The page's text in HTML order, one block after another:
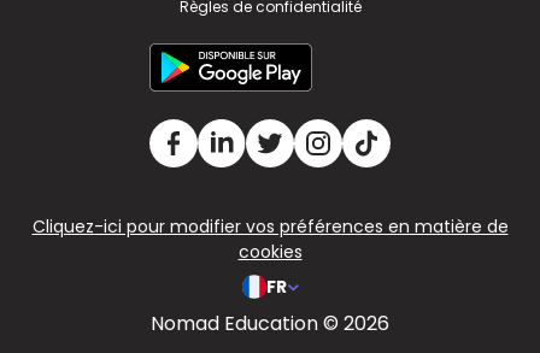
Règles de confidentialité
Cliquez-ici pour modifier vos préférences en matière de
cookies
FR
Nomad Education © 2026